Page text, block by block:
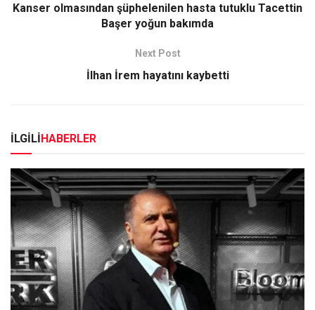
Kanser olmasından şüphelenilen hasta tutuklu Tacettin
Başer yoğun bakımda
Next Post
İlhan İrem hayatını kaybetti
İLGİLİHABERLER